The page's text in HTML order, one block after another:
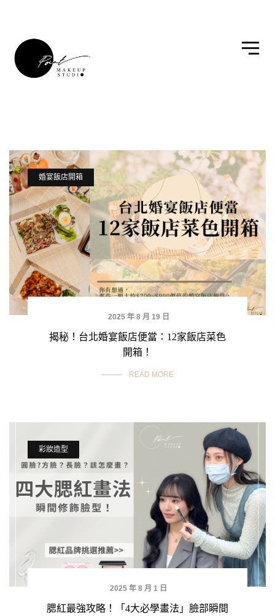
婚宴飯店開箱
2025 年 8 月 19 日
揭秘！台北婚宴飯店便當：12家飯店菜色
開箱！
READ MORE
彩妝造型
2025 年 8 月 1 日
腮紅最強攻略！「4大必學畫法」臉部瞬間